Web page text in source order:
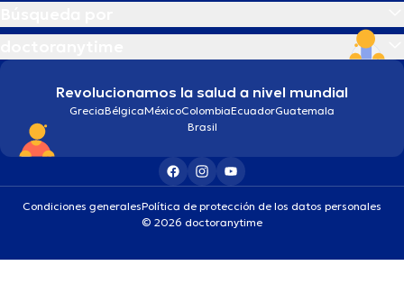
Revolucionamos la salud a nivel mundial
GreciaBélgicaMéxicoColombiaEcuadorGuatemala
Brasil
Condiciones generalesPolítica de protección de los datos personales
© 2026 doctoranytime